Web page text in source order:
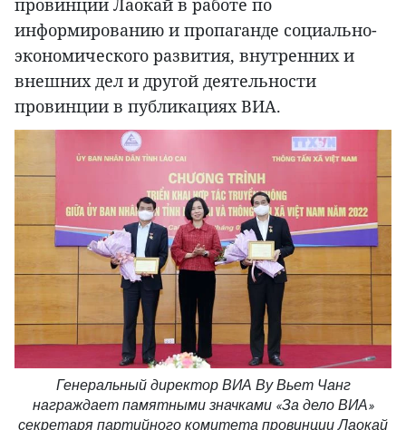
информированию и пропаганде социально-
экономического развития, внутренних и
внешних дел и другой деятельности
провинции в публикациях ВИА.
Генеральный директор ВИА Ву Вьет Чанг
награждает памятными значками «За дело ВИА»
секретаря партийного комитета провинции Лаокай